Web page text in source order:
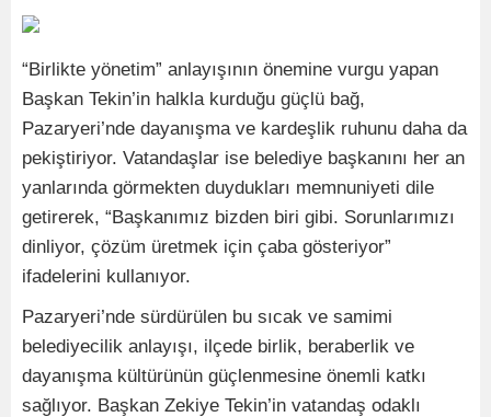
“Birlikte yönetim” anlayışının önemine vurgu yapan
Başkan Tekin’in halkla kurduğu güçlü bağ,
Pazaryeri’nde dayanışma ve kardeşlik ruhunu daha da
pekiştiriyor. Vatandaşlar ise belediye başkanını her an
yanlarında görmekten duydukları memnuniyeti dile
getirerek, “Başkanımız bizden biri gibi. Sorunlarımızı
dinliyor, çözüm üretmek için çaba gösteriyor”
ifadelerini kullanıyor.
Pazaryeri’nde sürdürülen bu sıcak ve samimi
belediyecilik anlayışı, ilçede birlik, beraberlik ve
dayanışma kültürünün güçlenmesine önemli katkı
sağlıyor. Başkan Zekiye Tekin’in vatandaş odaklı